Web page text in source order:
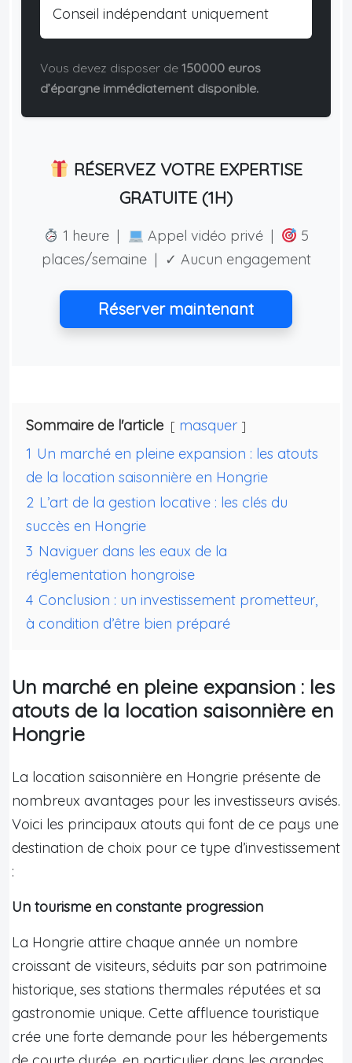
Conseil indépendant uniquement
Vous devez disposer de 150000 euros
d’épargne immédiatement disponible.
RÉSERVEZ VOTRE EXPERTISE
GRATUITE (1H)
1 heure | Appel vidéo privé |
5
places/semaine | ✓ Aucun engagement
Réserver maintenant
Sommaire de l'article
masquer
1 Un marché en pleine expansion : les atouts
de la location saisonnière en Hongrie
2 L’art de la gestion locative : les clés du
succès en Hongrie
3 Naviguer dans les eaux de la
réglementation hongroise
4 Conclusion : un investissement prometteur,
à condition d’être bien préparé
Un marché en pleine expansion : les
atouts de la location saisonnière en
Hongrie
La location saisonnière en Hongrie présente de
nombreux avantages pour les investisseurs avisés.
Voici les principaux atouts qui font de ce pays une
destination de choix pour ce type d’investissement
:
Un tourisme en constante progression
La Hongrie attire chaque année un nombre
croissant de visiteurs, séduits par son patrimoine
historique, ses stations thermales réputées et sa
gastronomie unique. Cette affluence touristique
crée une forte demande pour les hébergements